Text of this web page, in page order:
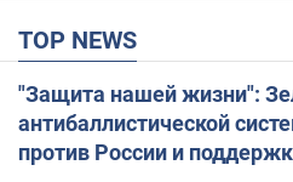
TOP NEWS
"Защита нашей жизни":
антибаллистической
против России и